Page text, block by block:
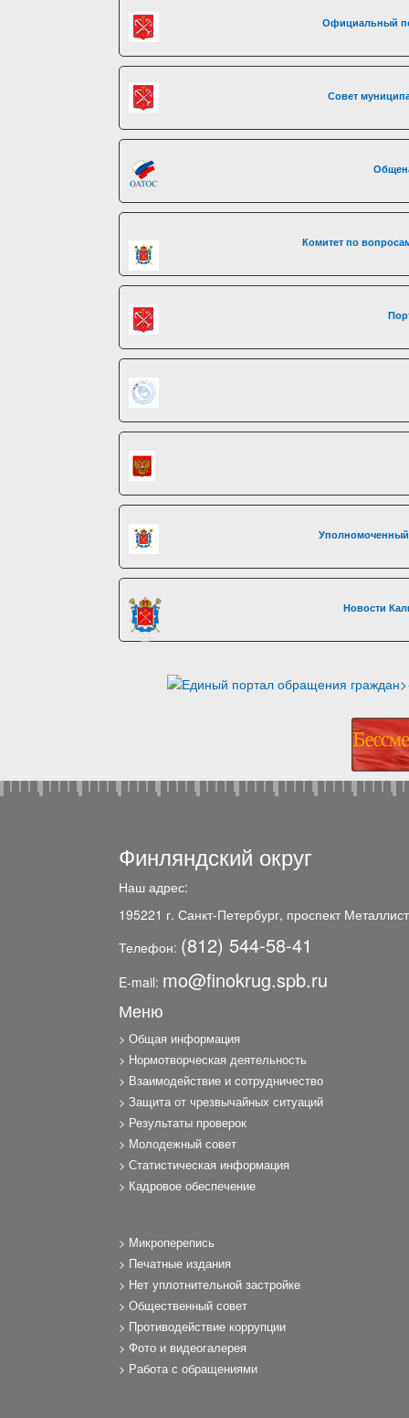
Официальный
Совет
Комитет по
Уполномоченный
Новости
Финляндский округ
Наш адрес:
195221 г. Санкт-Петербург, проспект
Телефон: (812) 544-58-41
E-mail: mo@finokrug.spb.ru
Меню
Общая информация
Нормотворческая деятельность
Взаимодействие и сотрудничество
Защита от чрезвычайных ситуаций
Результаты проверок
Молодежный совет
Статистическая информация
Кадровое обеспечение
Микроперепись
Печатные издания
Нет уплотнительной застройке
Общественный совет
Противодействие коррупции
Фото и видеогалерея
Работа с обращениями